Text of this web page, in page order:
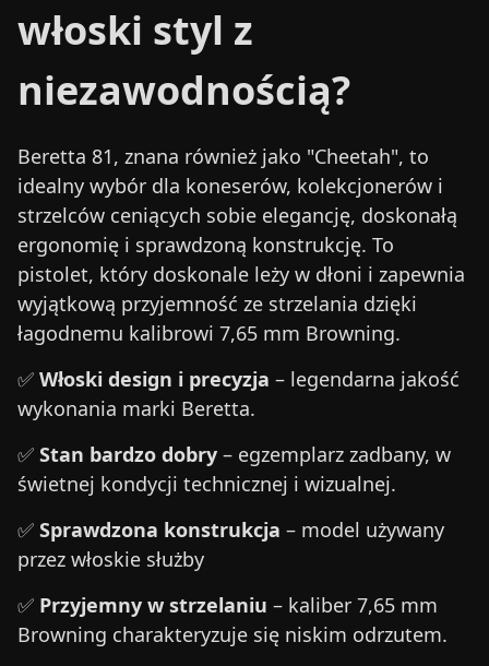
włoski styl z
niezawodnością?
Beretta 81, znana również jako "Cheetah", to
idealny wybór dla koneserów, kolekcjonerów i
strzelców ceniących sobie elegancję, doskonałą
ergonomię i sprawdzoną konstrukcję. To
pistolet, który doskonale leży w dłoni i zapewnia
wyjątkową przyjemność ze strzelania dzięki
łagodnemu kalibrowi 7,65 mm Browning.
✅ Włoski design i precyzja – legendarna jakość
wykonania marki Beretta.
✅ Stan bardzo dobry – egzemplarz zadbany, w
świetnej kondycji technicznej i wizualnej.
✅ Sprawdzona konstrukcja – model używany
przez włoskie służby
✅ Przyjemny w strzelaniu – kaliber 7,65 mm
Browning charakteryzuje się niskim odrzutem.